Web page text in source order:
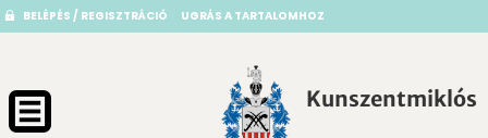
BELÉPÉS / REGISZTRÁCIÓ UGRÁS A TARTALOMHOZ
Kunszentmiklós